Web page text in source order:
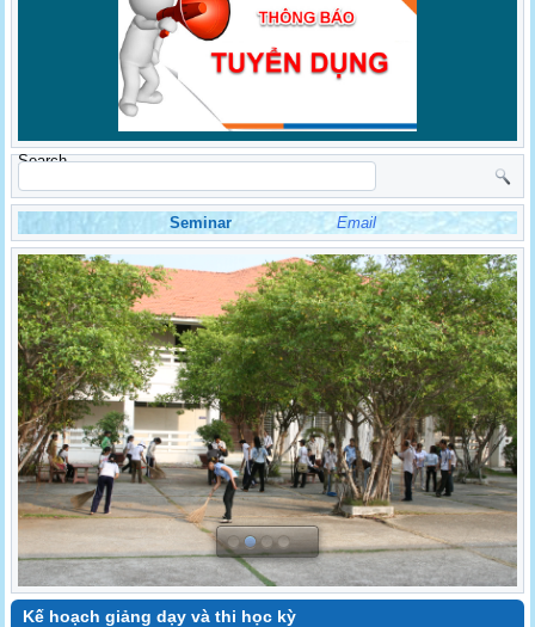
Search
Seminar Email
Kế hoạch giảng dạy và thi học kỳ